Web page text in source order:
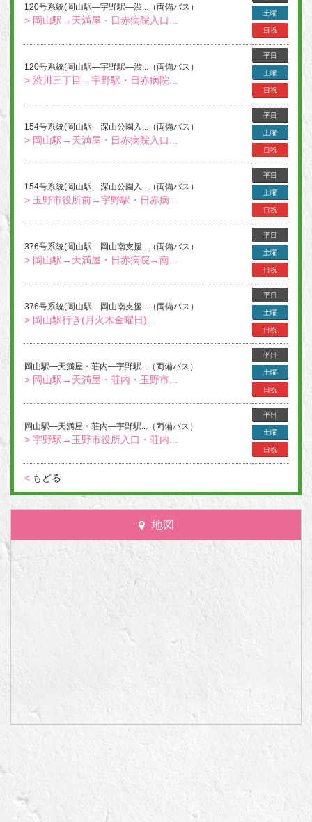
120号系統(岡山駅―宇野駅―渋...（両備バス）
> 岡山駅→天満屋・日赤病院入口...
土曜
日祝
120号系統(岡山駅―宇野駅―渋...（両備バス）
> 渋川三丁目→宇野駅・日赤病院...
平日
土曜
日祝
154号系統(岡山駅―深山公園入...（両備バス）
> 岡山駅→天満屋・日赤病院入口...
平日
土曜
日祝
154号系統(岡山駅―深山公園入...（両備バス）
> 玉野市役所前→宇野駅・日赤病...
平日
土曜
日祝
376号系統(岡山駅―岡山南支援...（両備バス）
> 岡山駅→天満屋・日赤病院→南...
平日
土曜
日祝
376号系統(岡山駅―岡山南支援...（両備バス）
> 岡山駅行き(月火木金曜日)...
平日
土曜
日祝
岡山駅―天満屋・荘内―宇野駅...（両備バス）
> 岡山駅→天満屋・荘内・玉野市...
平日
土曜
日祝
岡山駅―天満屋・荘内―宇野駅...（両備バス）
> 宇野駅→玉野市役所入口・荘内...
平日
土曜
日祝
< もどる
地図